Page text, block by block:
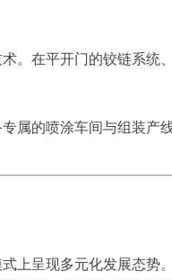
。在平开门的铰链系统
属的喷涂车间与组装
上呈现多元化发展态